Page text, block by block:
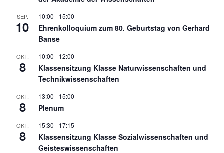
SEP.
10
10:00 - 15:00
Ehrenkolloquium zum 80. Geburtstag von Gerhard
Banse
OKT.
8
10:00 - 12:00
Klassensitzung Klasse Naturwissenschaften und
Technikwissenschaften
OKT.
8
13:00 - 15:00
Plenum
OKT.
8
15:30 - 17:15
Klassensitzung Klasse Sozialwissenschaften und
Geisteswissenschaften